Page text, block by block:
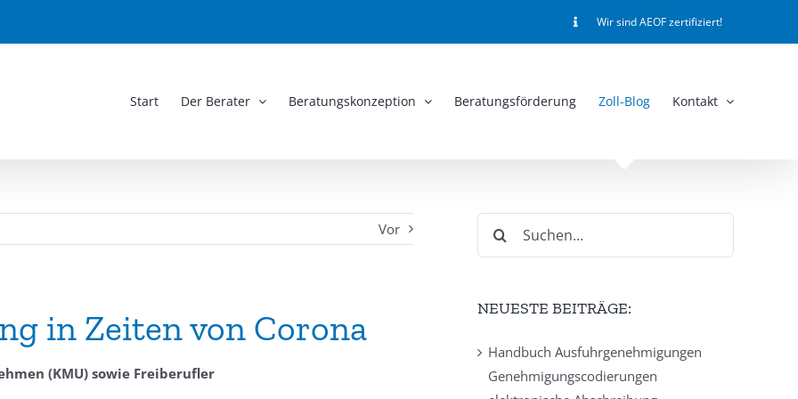
Wir sind AEOF zertifiziert!
Start Der Berater Beratungskonzeption Beratungsförderung Zoll-Blog Kontakt
Vor
in Zeiten von Corona
(KMU) sowie Freiberufler
nach:
NEUESTE BEITRÄGE:
Handbuch Ausfuhrgenehmigungen
Genehmigungscodierungen